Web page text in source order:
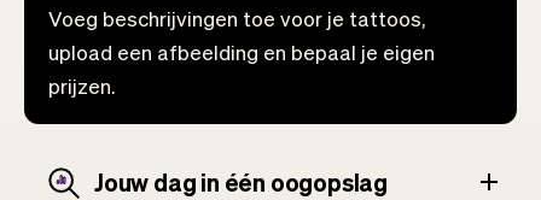
Voeg beschrijvingen toe voor je tattoos,
upload een afbeelding en bepaal je eigen
prijzen.
Jouw dag in één oogopslag